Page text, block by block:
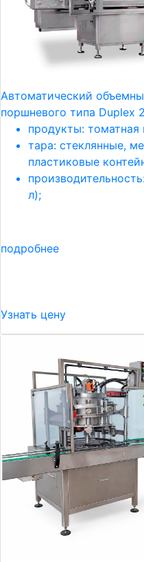
Автоматический
поршневого типа Duplex
продукты:
тара: стеклянные,
пластиковые
л);
подробнее
Узнать цену